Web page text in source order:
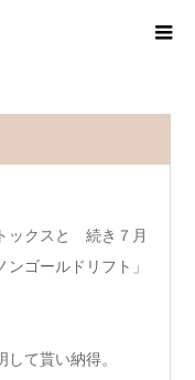
ックスと 続き７月
ゴールドリフト」
て貰い納得。